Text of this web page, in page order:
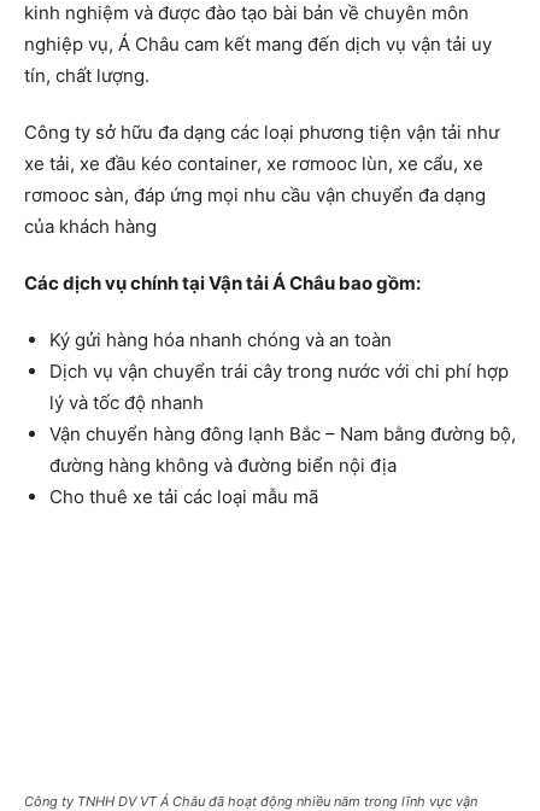
kinh nghiệm và được đào tạo bài bản về chuyên môn
nghiệp vụ, Á Châu cam kết mang đến dịch vụ vận tải uy
tín, chất lượng.
Công ty sở hữu đa dạng các loại phương tiện vận tải như
xe tải, xe đầu kéo container, xe rơmooc lùn, xe cẩu, xe
rơmooc sàn, đáp ứng mọi nhu cầu vận chuyển đa dạng
của khách hàng
Các dịch vụ chính tại Vận tải Á Châu bao gồm:
Ký gửi hàng hóa nhanh chóng và an toàn
Dịch vụ vận chuyển trái cây trong nước với chi phí hợp
lý và tốc độ nhanh
Vận chuyển hàng đông lạnh Bắc – Nam bằng đường bộ,
đường hàng không và đường biển nội địa
Cho thuê xe tải các loại mẫu mã
Công ty TNHH DV VT Á Châu đã hoạt động nhiều năm trong lĩnh vực vận